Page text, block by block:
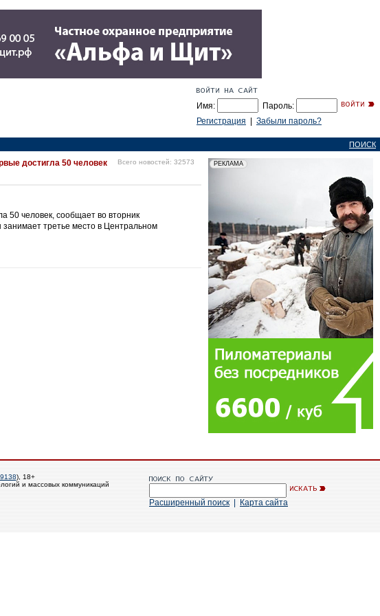
Имя:
Пароль:
Регистрация
Забыли пароль?
ПОИСК
достигла 50 человек
Всего новостей: 32573
50 человек, сообщает во вторник
занимает третье место в Центральном
), 18+
и массовых коммуникаций
Расширенный поиск Карта сайта